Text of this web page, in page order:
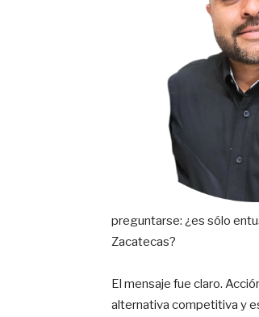
preguntarse: ¿es sólo
Zacatecas?
El mensaje fue claro.
alternativa competitiva y